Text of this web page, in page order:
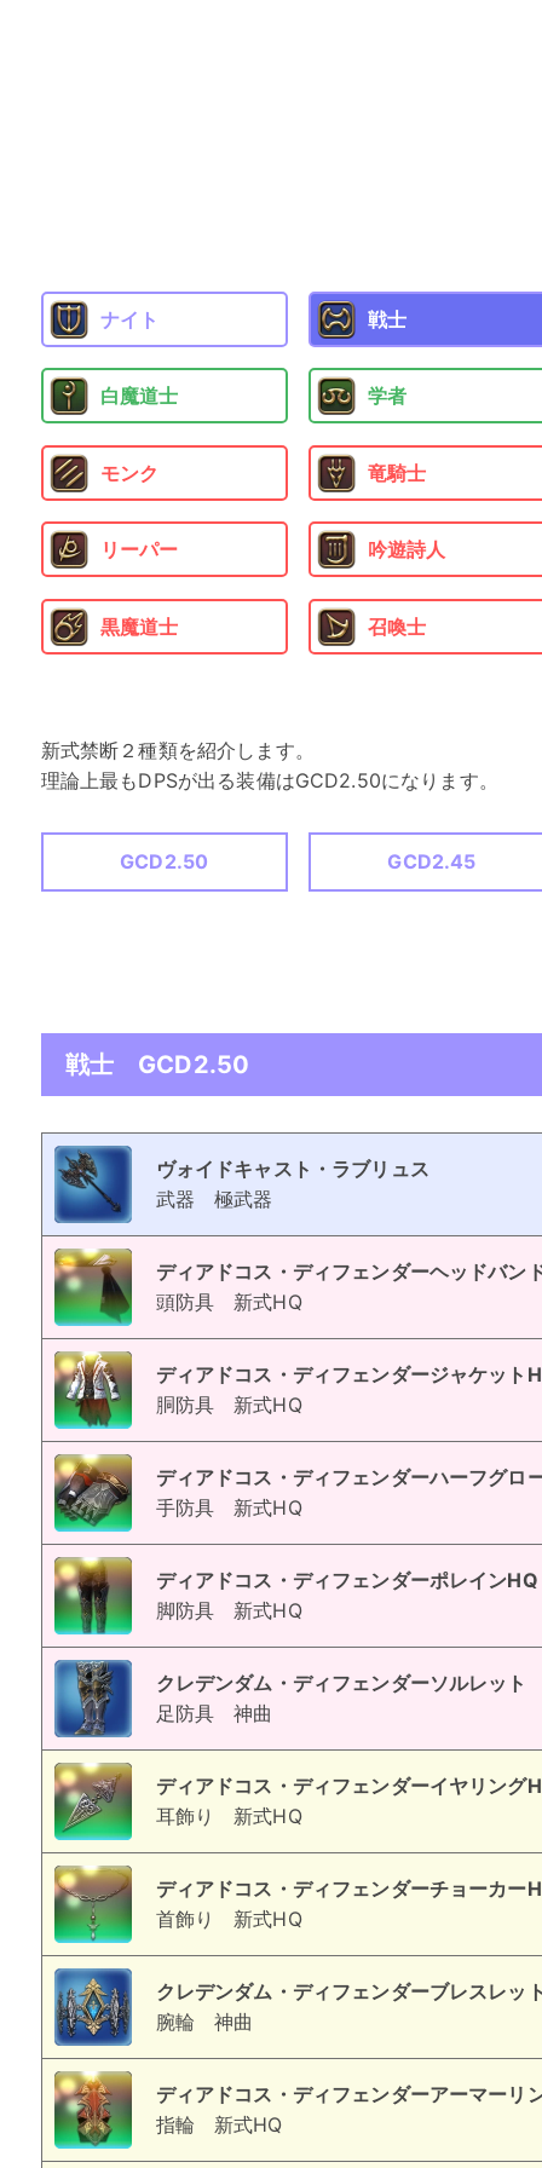
ナイト 戦士
白魔道士 学者
モンク 竜騎士
リーパー 吟遊詩人
黒魔道士 召喚士
新式禁断２種類を紹介します。
理論上最もDPSが出る装備はGCD2.50になります。
GCD2.50 GCD2.45
戦士 GCD2.50
ヴォイドキャスト・ラブリュス
武器
極武器
ディアドコス・ディフェンダーヘッドバン
頭防具
新式HQ
ディアドコス・ディフェンダージャケット
胴防具
新式HQ
ディアドコス・ディフェンダーハーフグロ
手防具
新式HQ
ディアドコス・ディフェンダーポレインHQ
脚防具
新式HQ
クレデンダム・ディフェンダーソルレット
足防具
神曲
ディアドコス・ディフェンダーイヤリング
耳飾り
新式HQ
ディアドコス・ディフェンダーチョーカー
首飾り
新式HQ
クレデンダム・ディフェンダーブレスレッ
腕輪
神曲
ディアドコス・ディフェンダーアーマーリ
指輪
新式HQ